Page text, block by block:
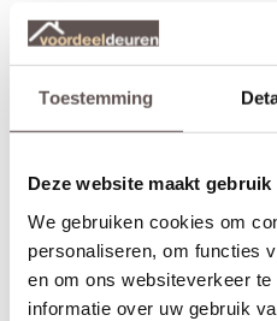
Toestemming
Deze website maakt
We gebruiken cookies om
personaliseren, om functies
en om ons websiteverkeer
informatie over uw gebruik
beperkt.
briefplaat, tochtwering en een
Voorbeelden hiervan zijn
De voor- en nadelen van
of in de tuin
Het gebruik van een brievenbus
aanzienlijke voordelen, zeker
Omdat er geen fysieke opening